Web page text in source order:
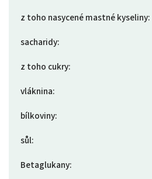
z toho nasycené mastné kyseliny:
sacharidy:
z toho cukry:
vláknina:
bílkoviny:
sůl:
Betaglukany: